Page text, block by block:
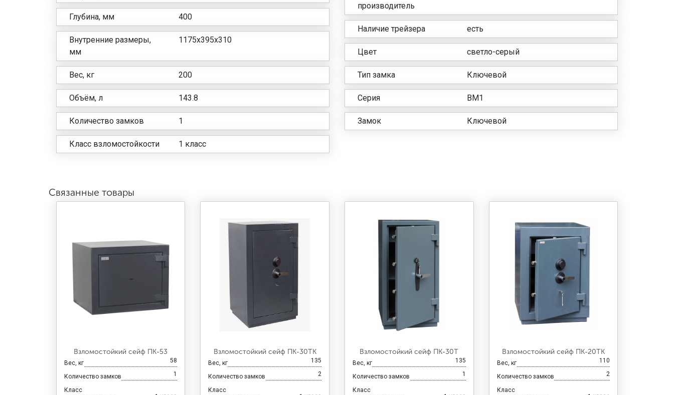
Глубина, мм 400
Внутренние размеры,
мм
1175x395x310
Вес, кг 200
Объём, л 143.8
Количество замков 1
Класс взломостойкости 1 класс
производитель
Наличие трейзера есть
Цвет светло-серый
Тип замка Ключевой
Серия ВМ1
Замок Ключевой
Связанные товары
Взломостойкий сейф ПК-53
Вес, кг 58
Количество замков 1
Класс
Взломостойкий сейф ПК-30ТК
Вес, кг 135
Количество замков 2
Класс
Взломостойкий сейф ПК-30Т
Вес, кг 135
Количество замков 1
Класс
Взломостойкий сейф ПК-20ТК
Вес, кг 110
Количество замков 2
Класс